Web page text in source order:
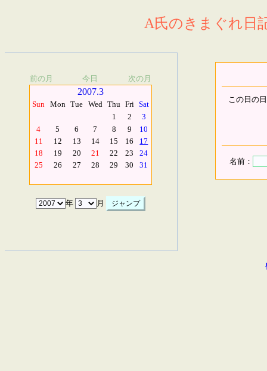
A氏のきまぐれ日
前の月 今日 次の月
2007.3
Sun Mon Tue Wed Thu Fri Sat
1
2
3
4
5 6 7 8 9
10
11
12 13 14 15 16
17
18
19 20 21 22 23
24
25
26 27 28 29 30 31
年 月
この日の
名前：